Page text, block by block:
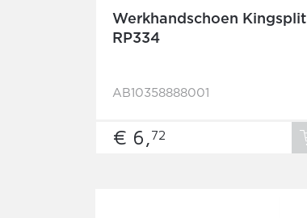
Werkhandschoen Kingsplit
RP334
AB10358888001
€ 6,72